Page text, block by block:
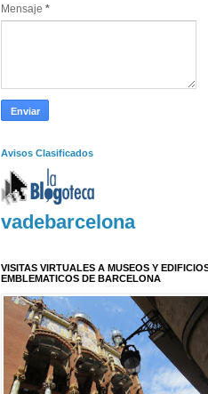
Mensaje *
Avisos Clasificados
vadebarcelona
VISITAS VIRTUALES A MUSEOS Y
EMBLEMATICOS DE BARCELONA